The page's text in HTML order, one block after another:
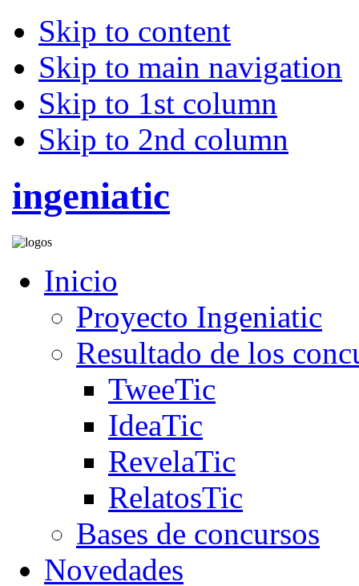
Skip to content
Skip to main navigation
Skip to 1st column
Skip to 2nd column
ingeniatic
Inicio
Proyecto Ingeniatic
Resultado de los
TweeTic
IdeaTic
RevelaTic
RelatosTic
Bases de concursos
Novedades